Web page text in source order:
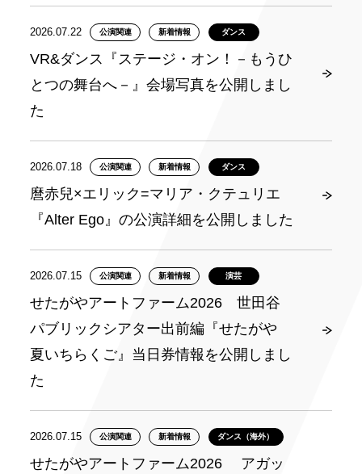
2026.07.22 公演関連 新着情報 ダンス
VR&ダンス『ステージ・オン！－もうひ
とつの舞台へ－』会場写真を公開しまし
た
2026.07.18 公演関連 新着情報 ダンス
麿赤兒×エリック=マリア・クテュリエ
『Alter Ego』の公演詳細を公開しました
2026.07.15 公演関連 新着情報 演芸
せたがやアートファーム2026 世田谷
パブリックシアター出前編『せたがや
夏いちらくご』当日券情報を公開しまし
た
2026.07.15 公演関連 新着情報 ダンス（海外）
せたがやアートファーム2026 アガッ